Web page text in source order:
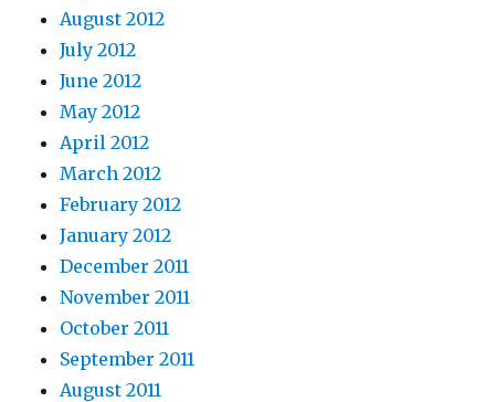
August 2012
July 2012
June 2012
May 2012
April 2012
March 2012
February 2012
January 2012
December 2011
November 2011
October 2011
September 2011
August 2011